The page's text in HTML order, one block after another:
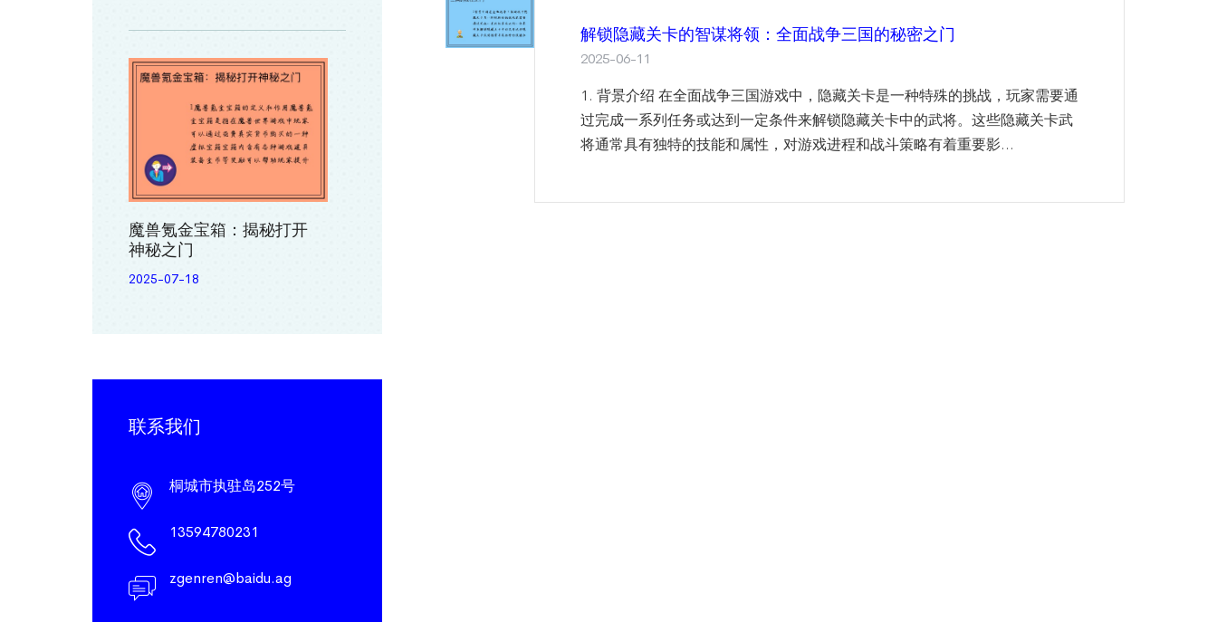
解锁隐藏关卡的智谋将领：全面战争三国的秘密之门
2025-06-11
1. 背景介绍 在全面战争三国游戏中，隐藏关卡是一种特殊的挑战，玩家需要通
过完成一系列任务或达到一定条件来解锁隐藏关卡中的武将。这些隐藏关卡武
将通常具有独特的技能和属性，对游戏进程和战斗策略有着重要影...
魔兽氪金宝箱：揭秘打开
神秘之门
2025-07-18
联系我们
桐城市执驻岛252号
13594780231
zgenren@baidu.ag